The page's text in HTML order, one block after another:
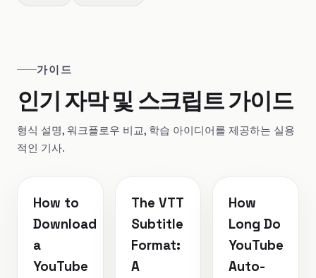
가이드
인기 자막 및 스크립트 가이드
형식 설명, 워크플로우 비교, 학습 아이디어를 제공하는 실용
적인 기사.
How to
Download
a
YouTube
The VTT
Subtitle
Format:
A
How
Long Do
YouTube
Auto-